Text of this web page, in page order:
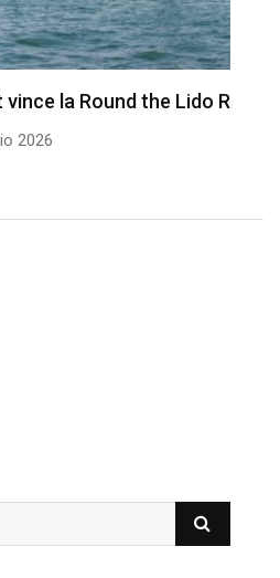
the Lido Race…